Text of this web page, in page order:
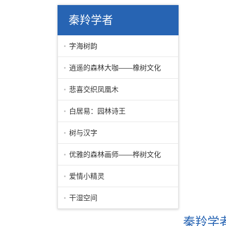
秦羚学者
字海树韵
逍遥的森林大咖——橡树文化
悲喜交织凤凰木
白居易：园林诗王
树与汉字
优雅的森林画师——桦树文化
爱情小精灵
干湿空间
秦羚学